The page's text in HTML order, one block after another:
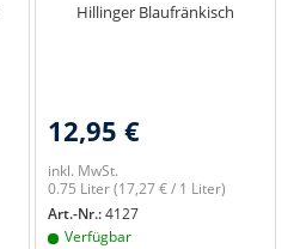
Hillinger Blaufränkisch
12,95 €
inkl. MwSt.
0.75 Liter(17,27 € / 1 Liter)
Art.-Nr.:4127
Verfügbar